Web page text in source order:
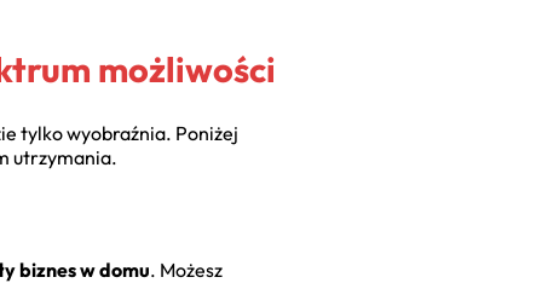
możliwości
tylko wyobraźnia. Poniżej
utrzymania.
biznes w domu. Możesz